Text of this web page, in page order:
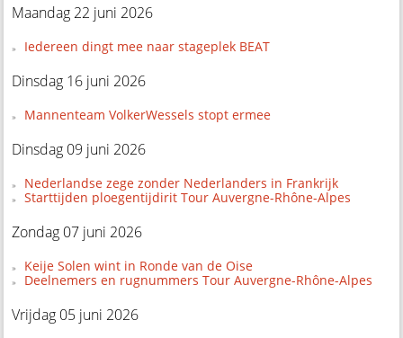
Maandag 22 juni 2026
Iedereen dingt mee naar stageplek BEAT
Dinsdag 16 juni 2026
Mannenteam VolkerWessels stopt ermee
Dinsdag 09 juni 2026
Nederlandse zege zonder Nederlanders in Frankrijk
Starttijden ploegentijdirit Tour Auvergne-Rhône-Alpes
Zondag 07 juni 2026
Keije Solen wint in Ronde van de Oise
Deelnemers en rugnummers Tour Auvergne-Rhône-Alpes
Vrijdag 05 juni 2026